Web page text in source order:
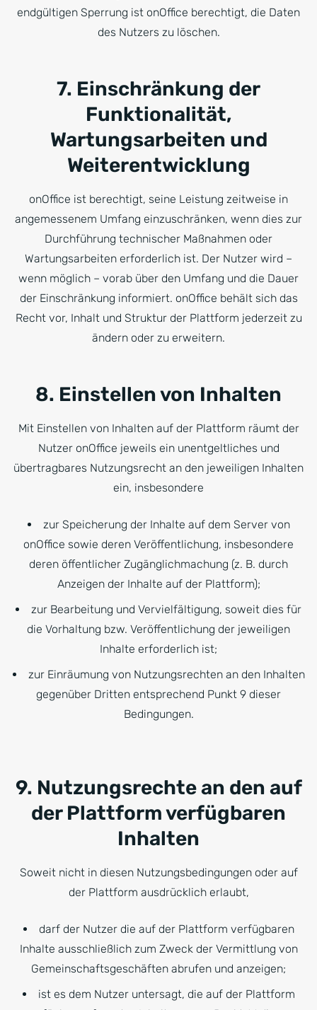
endgültigen Sperrung ist onOffice berechtigt, die Daten
des Nutzers zu löschen.
7. Einschränkung der
Funktionalität,
Wartungsarbeiten und
Weiterentwicklung
onOffice ist berechtigt, seine Leistung zeitweise in
angemessenem Umfang einzuschränken, wenn dies zur
Durchführung technischer Maßnahmen oder
Wartungsarbeiten erforderlich ist. Der Nutzer wird –
wenn möglich – vorab über den Umfang und die Dauer
der Einschränkung informiert. onOffice behält sich das
Recht vor, Inhalt und Struktur der Plattform jederzeit zu
ändern oder zu erweitern.
8. Einstellen von Inhalten
Mit Einstellen von Inhalten auf der Plattform räumt der
Nutzer onOffice jeweils ein unentgeltliches und
übertragbares Nutzungsrecht an den jeweiligen Inhalten
ein, insbesondere
zur Speicherung der Inhalte auf dem Server von
onOffice sowie deren Veröffentlichung, insbesondere
deren öffentlicher Zugänglichmachung (z. B. durch
Anzeigen der Inhalte auf der Plattform);
zur Bearbeitung und Vervielfältigung, soweit dies für
die Vorhaltung bzw. Veröffentlichung der jeweiligen
Inhalte erforderlich ist;
zur Einräumung von Nutzungsrechten an den Inhalten
gegenüber Dritten entsprechend Punkt 9 dieser
Bedingungen.
9. Nutzungsrechte an den auf
der Plattform verfügbaren
Inhalten
Soweit nicht in diesen Nutzungsbedingungen oder auf
der Plattform ausdrücklich erlaubt,
darf der Nutzer die auf der Plattform verfügbaren
Inhalte ausschließlich zum Zweck der Vermittlung von
Gemeinschaftsgeschäften abrufen und anzeigen;
ist es dem Nutzer untersagt, die auf der Plattform